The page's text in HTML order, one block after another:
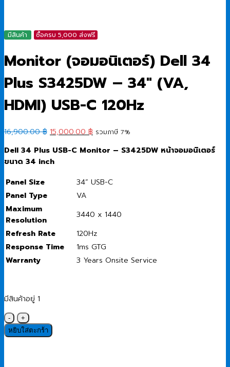
มีสินค้า ซื้อครบ 5,000 ส่งฟรี
Monitor (จอมอนิเตอร์) Dell 34
Plus S3425DW – 34″ (VA,
HDMI) USB-C 120Hz
16,900.00฿ Original
was:
16,900.00 ฿.
15,000.00 ฿ Current
is:
รวมภาษี 7%
Dell 34 Plus USB-C Monitor – S3425DW หน้าจอมอนิเตอร์
ขนาด 34 inch
Panel Size
34” USB-C
Panel Type
VA
Maximum
Resolution
3440 x 1440
Refresh Rate
120Hz
Response Time
1ms GTG
Warranty
3 Years Onsite Service
มีสินค้าอยู่ 1
จำนวน
Monitor
(จอ
หยิบใส่ตะกร้า